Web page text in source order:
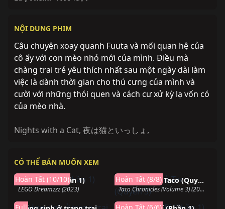
NỘI DUNG PHIM
Câu chuyện xoay quanh Fuuta và mối quan hệ của
cô ấy với con mèo nhỏ mới của mình. Điều mà
chàng trai trẻ yêu thích nhất sau một ngày dài làm
việc là dành thời gian cho thú cưng của mình và
cười với những thói quen và cách cư xử kỳ lạ vốn có
của mèo nhà.
Nights with a Cat, 夜は猫といっしょ ,
CÓ THỂ BẢN MUỐN XEM
Mộng Giới (Phần 1)
LEGO Dreamzzz (2023)
Hoàn Tất (10/10)
Hoàn thành
Biên niên sử Taco (Quyển 3)
Taco Chronicles (Volume 3) (2022)
Hoàn Tất (8/8)
Full
Hoàn thành
Hoàn Tất (6/6)
Hoàn thành